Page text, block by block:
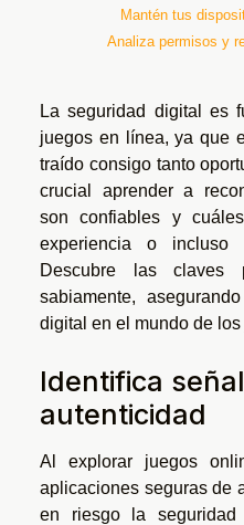
Mantén tus
Analiza permisos y
La seguridad digital es
juegos en línea, ya que
traído consigo tanto
crucial aprender a
son confiables y
experiencia o incluso
Descubre las claves
sabiamente,
digital en el mundo de
Identifica
autenticidad
Al explorar juegos
aplicaciones seguras de
en riesgo la